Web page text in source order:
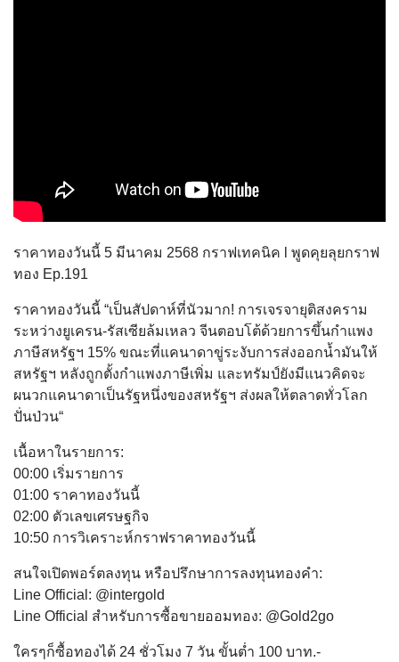
ราคาทองวันนี้ 5 มีนาคม 2568 กราฟเทคนิค l พูดคุยลุยกราฟ
ทอง Ep.191
ราคาทองวันนี้ “เป็นสัปดาห์ที่นัวมาก! การเจรจายุติสงคราม
ระหว่างยูเครน-รัสเซียล้มเหลว จีนตอบโต้ด้วยการขึ้นกำแพง
ภาษีสหรัฐฯ 15% ขณะที่แคนาดาขู่ระงับการส่งออกน้ำมันให้
สหรัฐฯ หลังถูกตั้งกำแพงภาษีเพิ่ม และทรัมป์ยังมีแนวคิดจะ
ผนวกแคนาดาเป็นรัฐหนึ่งของสหรัฐฯ ส่งผลให้ตลาดทั่วโลก
ปั่นป่วน“
เนื้อหาในรายการ:
00:00 เริ่มรายการ
01:00 ราคาทองวันนี้
02:00 ตัวเลขเศรษฐกิจ
10:50 การวิเคราะห์กราฟราคาทองวันนี้
สนใจเปิดพอร์ตลงทุน หรือปรึกษาการลงทุนทองคำ:
Line Official: @intergold
Line Official สำหรับการซื้อขายออมทอง: @Gold2go
ใครๆก็ซื้อทองได้ 24 ชั่วโมง 7 วัน ขั้นต่ำ 100 บาท.-